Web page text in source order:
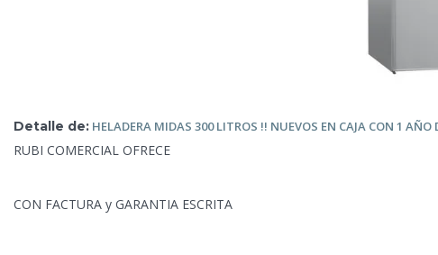
Detalle de: HELADERA MIDAS 300 LITROS !! NUEVOS EN CAJA CON 1 AÑO
RUBI COMERCIAL OFRECE
CON FACTURA y GARANTIA ESCRITA